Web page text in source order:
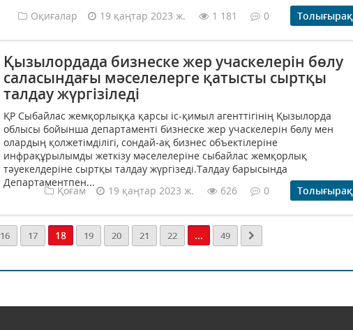
Оқиғалар 19 қаңтар 2023 ж. 1 181 0 Толығырақ
Қызылордада бизнеске жер учаскелерін бөлу
саласындағы мәселелерге қатысты сыртқы
талдау жүргізіледі
ҚР Сыбайлас жемқорлыққа қарсы іс-қимыл агенттігінің Қызылорда
облысы бойынша департаменті бизнеске жер учаскелерін бөлу мен
олардың қолжетімділігі, сондай-ақ бизнес объектілеріне
инфрақұрылымды жеткізу мәселелеріне сыбайлас жемқорлық
тәуекелдеріне сыртқы талдау жүргізеді.Талдау барысында
Департаментпен...
Қоғам 19 қаңтар 2023 ж. 626 0 Толығырақ
16 17 18 19 20 21 22 ... 49